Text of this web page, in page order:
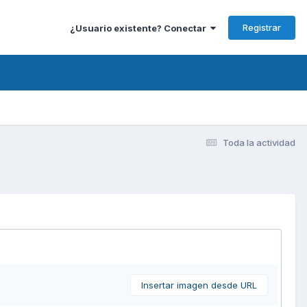
¿Usuario existente? Conectar Registrar
Toda la actividad
Insertar imagen desde URL